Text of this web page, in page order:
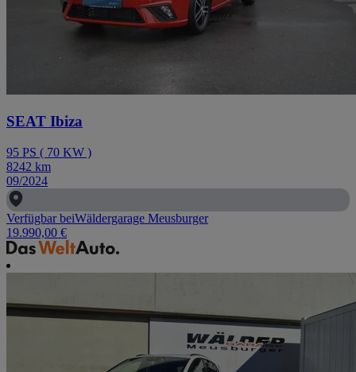
SEAT Ibiza
95 PS ( 70 KW )
8242 km
09/2024
Verfügbar beiWäldergarage Meusburger
19.990,00 €